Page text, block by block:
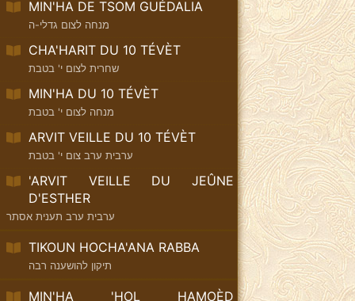
MIN'HA DE TSOM GUÉDALIA
מנחה לצום גדלי-ה
CHA'HARIT DU 10 TÉVÈT
שחרית לצום י' בטבת
MIN'HA DU 10 TÉVÈT
מנחה לצום י' בטבת
ARVIT VEILLE DU 10 TÉVÈT
ערבית ערב צום י' בטבת
'ARVIT VEILLE DU JEÛNE
D'ESTHER
ערבית ערב תענית אסתר
TIKOUN HOCHA'ANA RABBA
תיקון להושענה רבה
MIN'HA 'HOL HAMOÈD